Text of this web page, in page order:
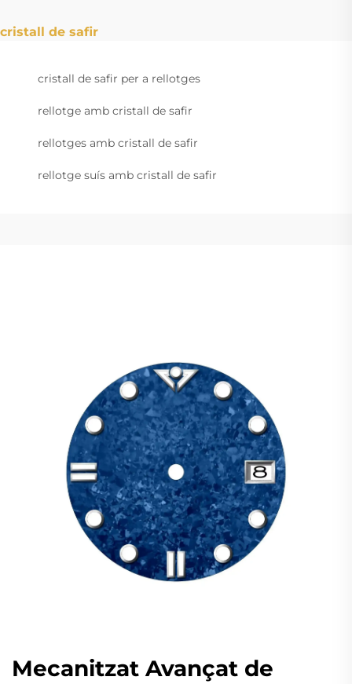
cristall de safir
cristall de safir per a rellotges
rellotge amb cristall de safir
rellotges amb cristall de safir
rellotge suís amb cristall de safir
Mecanitzat Avançat de